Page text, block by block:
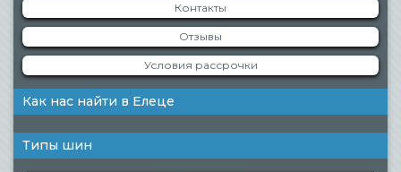
Контакты
Отзывы
Условия рассрочки
Как нас найти в Елеце
Типы шин